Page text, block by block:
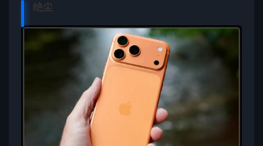
绝尘